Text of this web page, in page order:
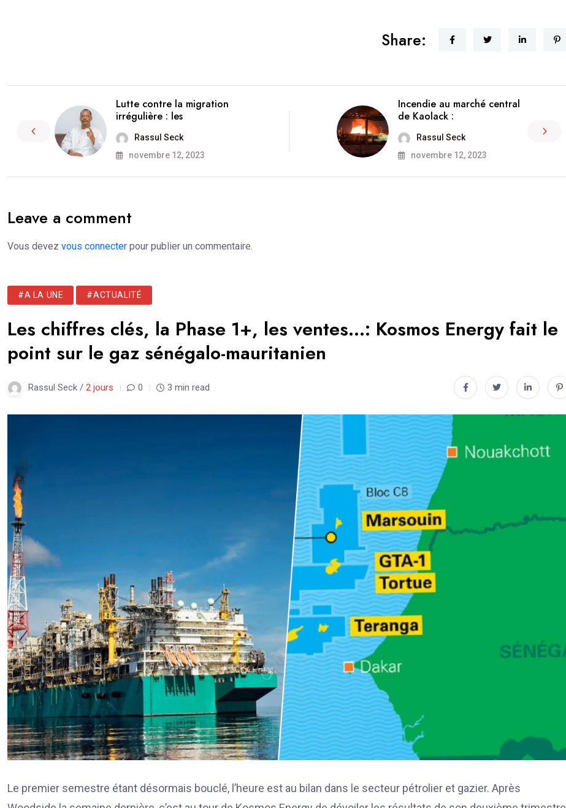
Share:
Lutte contre la migration
irrégulière : les
Rassul Seck
novembre 12, 2023
Incendie au marché central
de Kaolack :
Rassul Seck
novembre 12, 2023
Leave a comment
Vous devez vous connecter pour publier un commentaire.
#A LA UNE #ACTUALITÉ
Les chiffres clés, la Phase 1+, les ventes…: Kosmos Energy fait le
point sur le gaz sénégalo-mauritanien
Rassul Seck / 2 jours 0 3 min read
Le premier semestre étant désormais bouclé, l’heure est au bilan dans le secteur pétrolier et gazier. Après